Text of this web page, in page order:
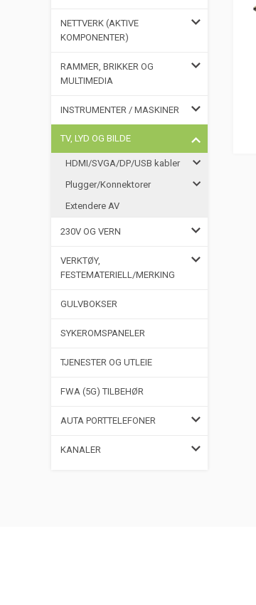
NETTVERK (AKTIVE
KOMPONENTER)
RAMMER, BRIKKER OG
MULTIMEDIA
INSTRUMENTER / MASKINER
TV, LYD OG BILDE
HDMI/SVGA/DP/USB kabler
Plugger/Konnektorer
Extendere AV
230V OG VERN
VERKTØY,
FESTEMATERIELL/MERKING
GULVBOKSER
SYKEROMSPANELER
TJENESTER OG UTLEIE
FWA (5G) TILBEHØR
AUTA PORTTELEFONER
KANALER